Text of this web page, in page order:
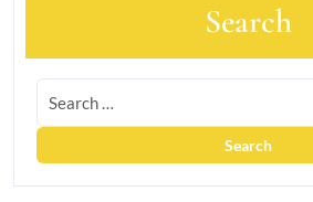
Search